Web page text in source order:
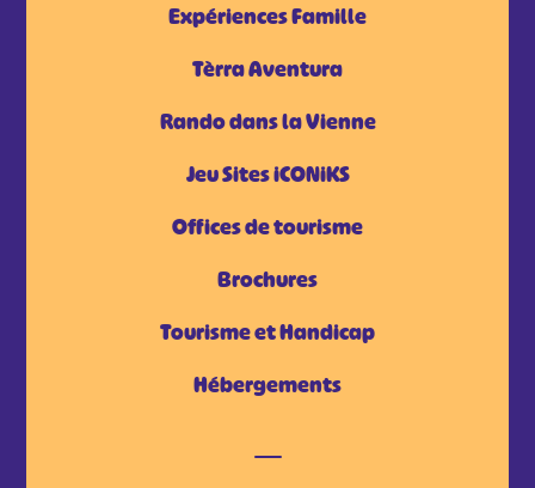
Expériences Famille
Tèrra Aventura
Rando dans la Vienne
Jeu Sites iCONiKS
Offices de tourisme
Brochures
Tourisme et Handicap
Hébergements